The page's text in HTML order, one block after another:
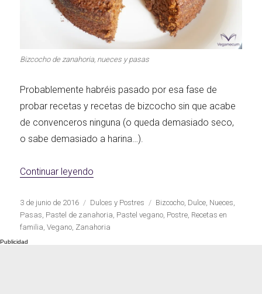
Bizcocho de zanahoria, nueces y pasas
Probablemente habréis pasado por esa fase de
probar recetas y recetas de bizcocho sin que acabe
de convenceros ninguna (o queda demasiado seco,
o sabe demasiado a harina…).
Continuar leyendo
Publicado
el
3 de junio de 2016 Categorías
Dulces y Postres Etiquetas
Bizcocho Dulce Nueces
Pasas Pastel de zanahoria Pastel vegano Postre Recetas en
familia ,Vegano Zanahoria